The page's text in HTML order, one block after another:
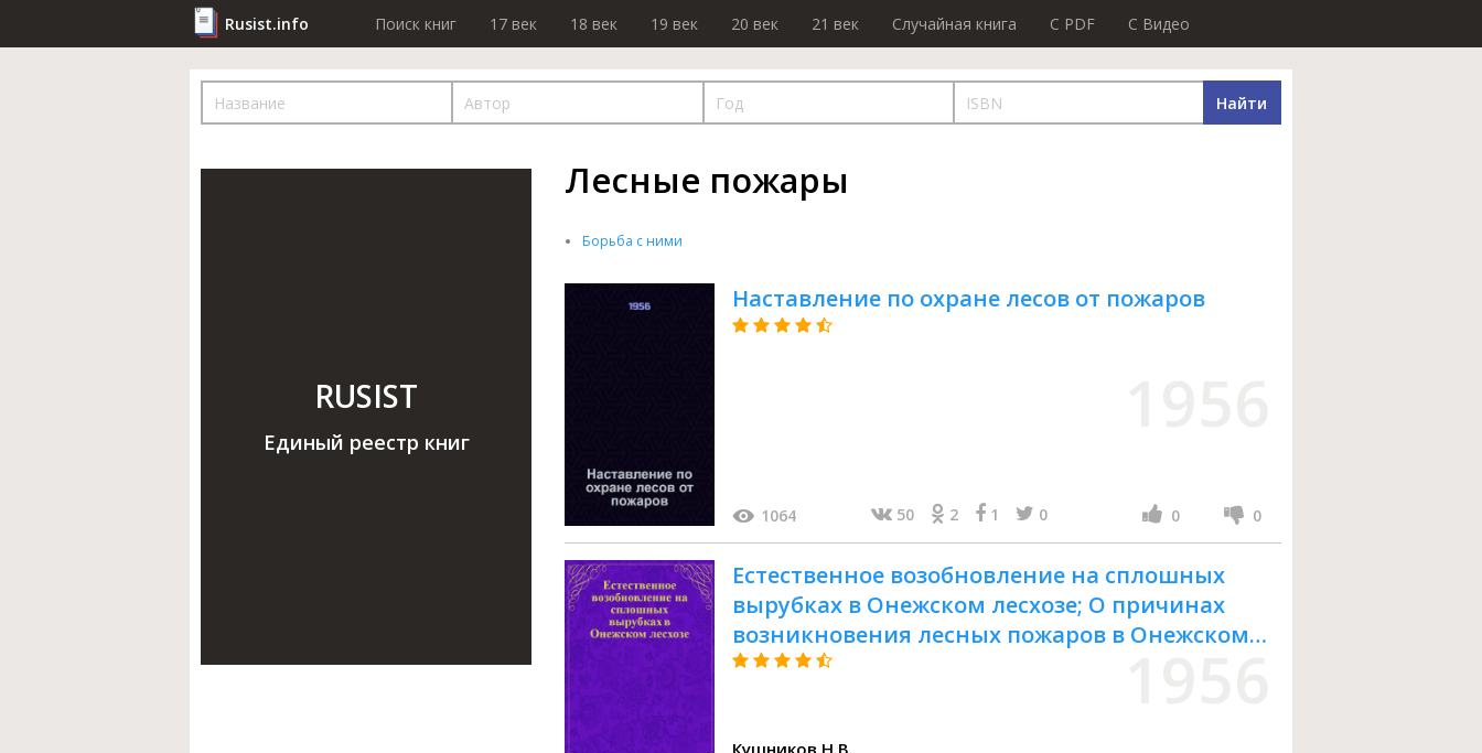
Rusist.info Поиск книг 17 век 18 век 19 век 20 век 21 век Случайная книга C PDF C Видео
Найти
RUSIST
Единый реестр книг
Лесные пожары
Борьба с ними
Наставление по охране лесов от пожаров
1064 50 2 1 0 0 0
Естественное возобновление на сплошных
вырубках в Онежском лесхозе; О причинах
возникновения лесных пожаров в Онежском
лесхозе / М-во сельского хозяйства РСФСР.
Кушников Н.В.